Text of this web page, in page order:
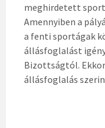
meghirdetett
Amennyiben a
a fenti sportágak
állásfoglalást
Bizottságtól.
állásfoglalás